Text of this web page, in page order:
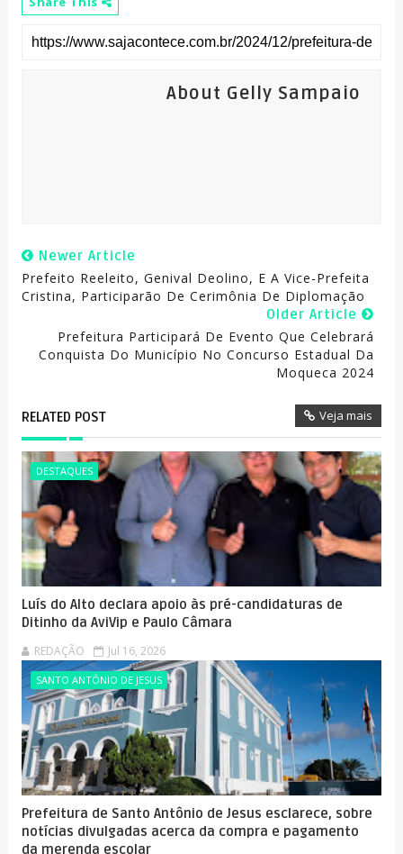
About Gelly Sampaio
Newer Article
Prefeito Reeleito, Genival Deolino, E A Vice-Prefeita
Cristina, Participarão De Cerimônia De Diplomação
Older Article
Prefeitura Participará De Evento Que Celebrará
Conquista Do Município No Concurso Estadual Da
Moqueca 2024
RELATED POST Veja mais
DESTAQUES
Luís do Alto declara apoio às pré-candidaturas de
Ditinho da AviVip e Paulo Câmara
REDAÇÃO Jul 16, 2026
SANTO ANTÔNIO DE JESUS
Prefeitura de Santo Antônio de Jesus esclarece, sobre
notícias divulgadas acerca da compra e pagamento
da merenda escolar